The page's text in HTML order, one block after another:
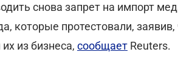
снова запрет на импорт
которые протестовали,
из бизнеса, сообщает Reuters.